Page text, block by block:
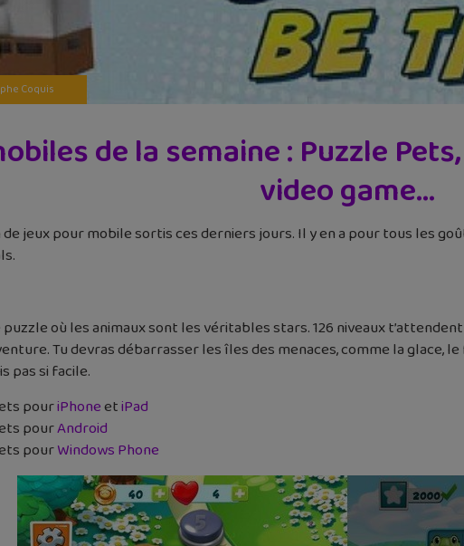
Coquis
de la semaine : Puzzle
video game…
jeux pour mobile sortis ces derniers jours. Il y en a pour tous les
où les animaux sont les véritables stars. 126 niveaux
Tu devras débarrasser les îles des menaces, comme la glace,
pas si facile.
pouriPhoneetiPad
pourAndroid
pourWindows Phone